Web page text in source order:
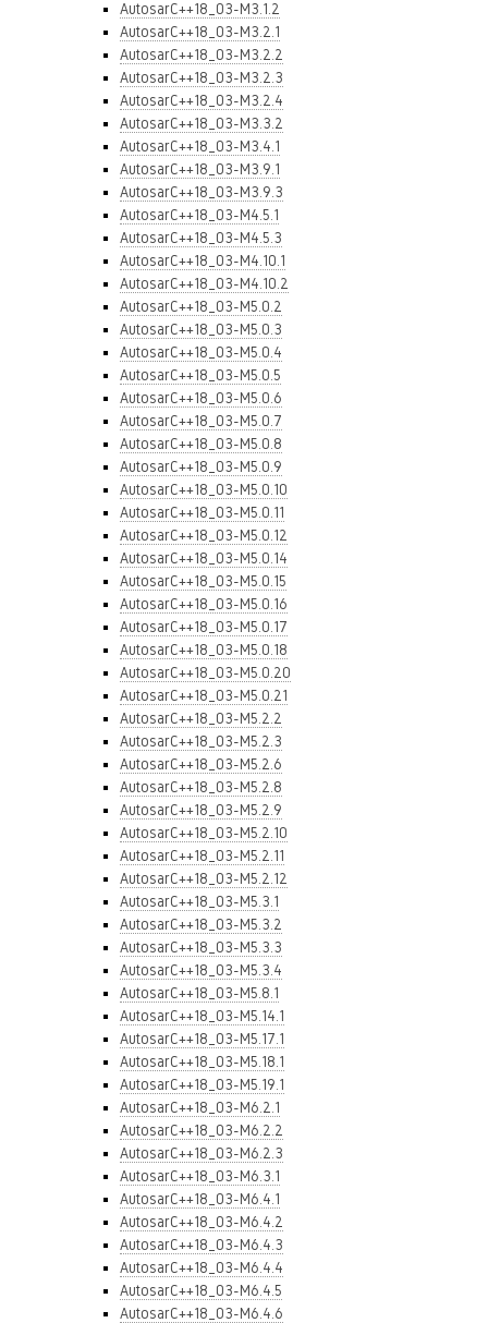
AutosarC++18_03-M3.1.2
AutosarC++18_03-M3.2.1
AutosarC++18_03-M3.2.2
AutosarC++18_03-M3.2.3
AutosarC++18_03-M3.2.4
AutosarC++18_03-M3.3.2
AutosarC++18_03-M3.4.1
AutosarC++18_03-M3.9.1
AutosarC++18_03-M3.9.3
AutosarC++18_03-M4.5.1
AutosarC++18_03-M4.5.3
AutosarC++18_03-M4.10.1
AutosarC++18_03-M4.10.2
AutosarC++18_03-M5.0.2
AutosarC++18_03-M5.0.3
AutosarC++18_03-M5.0.4
AutosarC++18_03-M5.0.5
AutosarC++18_03-M5.0.6
AutosarC++18_03-M5.0.7
AutosarC++18_03-M5.0.8
AutosarC++18_03-M5.0.9
AutosarC++18_03-M5.0.10
AutosarC++18_03-M5.0.11
AutosarC++18_03-M5.0.12
AutosarC++18_03-M5.0.14
AutosarC++18_03-M5.0.15
AutosarC++18_03-M5.0.16
AutosarC++18_03-M5.0.17
AutosarC++18_03-M5.0.18
AutosarC++18_03-M5.0.20
AutosarC++18_03-M5.0.21
AutosarC++18_03-M5.2.2
AutosarC++18_03-M5.2.3
AutosarC++18_03-M5.2.6
AutosarC++18_03-M5.2.8
AutosarC++18_03-M5.2.9
AutosarC++18_03-M5.2.10
AutosarC++18_03-M5.2.11
AutosarC++18_03-M5.2.12
AutosarC++18_03-M5.3.1
AutosarC++18_03-M5.3.2
AutosarC++18_03-M5.3.3
AutosarC++18_03-M5.3.4
AutosarC++18_03-M5.8.1
AutosarC++18_03-M5.14.1
AutosarC++18_03-M5.17.1
AutosarC++18_03-M5.18.1
AutosarC++18_03-M5.19.1
AutosarC++18_03-M6.2.1
AutosarC++18_03-M6.2.2
AutosarC++18_03-M6.2.3
AutosarC++18_03-M6.3.1
AutosarC++18_03-M6.4.1
AutosarC++18_03-M6.4.2
AutosarC++18_03-M6.4.3
AutosarC++18_03-M6.4.4
AutosarC++18_03-M6.4.5
AutosarC++18_03-M6.4.6